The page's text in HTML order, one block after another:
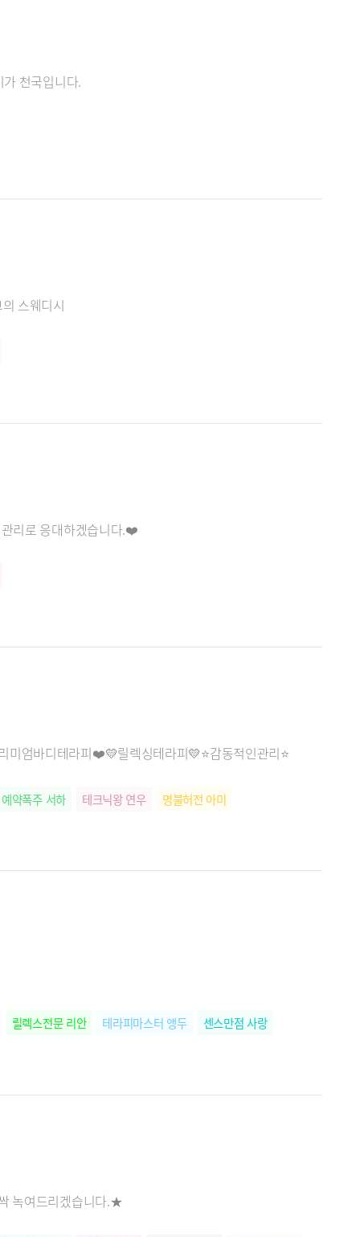
천국입니다.
스웨디시
리로 응대하겠습니다.❤️
엄바디테라피❤️💛릴렉싱테라피💛⭐감동적인관리⭐
예약폭주 서하 테크닉왕 연우
명불허전 아미
릴렉스전문 리안 테라피마스터 앵두
센스만점 사랑
녹여드리겠습니다.★